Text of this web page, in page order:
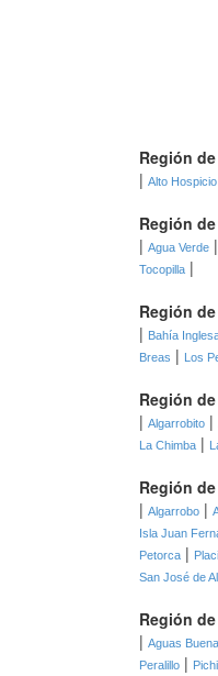
Región
| Alto Hospicio
Región
| Agua Verde |
Tocopilla |
Región
| Bahía
Breas | Los
Región
| Algarrobito |
La Chimba |
Región
| Algarrobo |
Isla Juan
Petorca |
San José de
Región
| Aguas
Peralillo |